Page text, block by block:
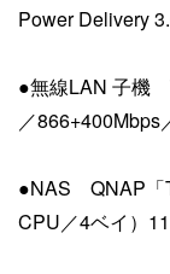
Power Delivery
●無線LAN 子機
／866+400Mbps
●NAS QNAP「
CPU／4ベイ）